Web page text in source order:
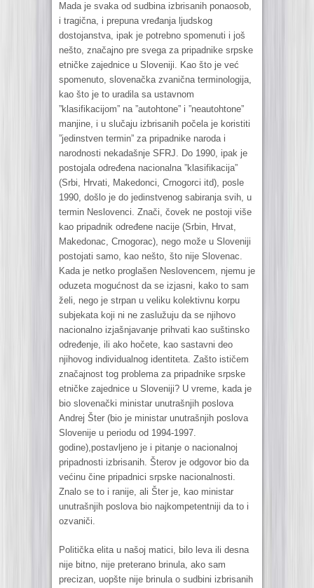
Mada je svaka od sudbina izbrisanih ponaosob,
i tragična, i prepuna vređanja ljudskog
dostojanstva, ipak je potrebno spomenuti i još
nešto, značajno pre svega za pripadnike srpske
etničke zajednice u Sloveniji. Kao što je već
spomenuto, slovenačka zvanična terminologija,
kao što je to uradila sa ustavnom
”klasifikacijom” na ”autohtone” i ”neautohtone”
manjine, i u slučaju izbrisanih počela je koristiti
”jedinstven termin” za pripadnike naroda i
narodnosti nekadašnje SFRJ. Do 1990, ipak je
postojala određena nacionalna ”klasifikacija”
(Srbi, Hrvati, Makedonci, Crnogorci itd), posle
1990, došlo je do jedinstvenog sabiranja svih, u
termin Neslovenci. Znači, čovek ne postoji više
kao pripadnik određene nacije (Srbin, Hrvat,
Makedonac, Crnogorac), nego može u Sloveniji
postojati samo, kao nešto, što nije Slovenac.
Kada je netko proglašen Neslovencem, njemu je
oduzeta mogućnost da se izjasni, kako to sam
želi, nego je strpan u veliku kolektivnu korpu
subjekata koji ni ne zaslužuju da se njihovo
nacionalno izjašnjavanje prihvati kao suštinsko
određenje, ili ako hočete, kao sastavni deo
njihovog individualnog identiteta. Zašto ističem
značajnost tog problema za pripadnike srpske
etničke zajednice u Sloveniji? U vreme, kada je
bio slovenački ministar unutrašnjih poslova
Andrej Šter (bio je ministar unutrašnjih poslova
Slovenije u periodu od 1994-1997.
godine),postavljeno je i pitanje o nacionalnoj
pripadnosti izbrisanih. Šterov je odgovor bio da
većinu čine pripadnici srpske nacionalnosti.
Znalo se to i ranije, ali Šter je, kao ministar
unutrašnjih poslova bio najkompetentniji da to i
ozvaniči.
Politička elita u našoj matici, bilo leva ili desna
nije bitno, nije preterano brinula, ako sam
precizan, uopšte nije brinula o sudbini izbrisanih